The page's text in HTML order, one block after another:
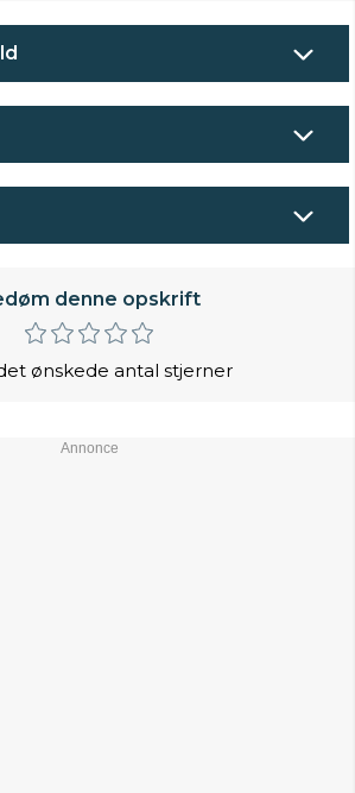
denne opskrift
ønskede antal stjerner